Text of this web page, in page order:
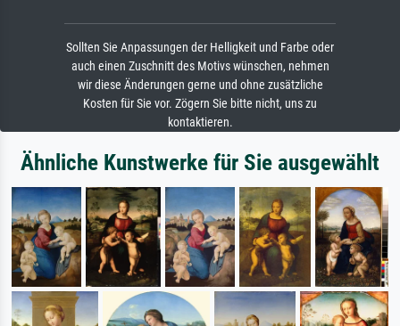
Sollten Sie Anpassungen der Helligkeit und Farbe oder
auch einen Zuschnitt des Motivs wünschen, nehmen
wir diese Änderungen gerne und ohne zusätzliche
Kosten für Sie vor. Zögern Sie bitte nicht, uns zu
kontaktieren.
Ähnliche Kunstwerke für Sie ausgewählt